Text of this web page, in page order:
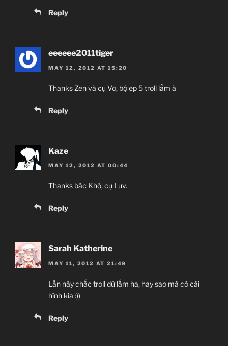
Reply
eeeeee2011tiger
MAY 12, 2012 AT 15:20
Thanks Zen và cụ Vó, bộ ep 5 troll lắm à
Reply
Kaze
MAY 12, 2012 AT 00:44
Thanks bác Khô, cụ Luv.
Reply
Sarah Katherine
MAY 11, 2012 AT 21:49
Lần này chắc troll dữ lắm ha, hay sao mà có cái
hình kia :))
Reply